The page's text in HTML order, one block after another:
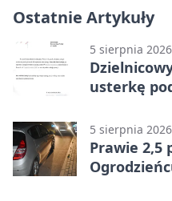
Ostatnie Artykuły
5 sierpnia 2026
usterkę
5 sierpnia 2026
Prawie 2,5